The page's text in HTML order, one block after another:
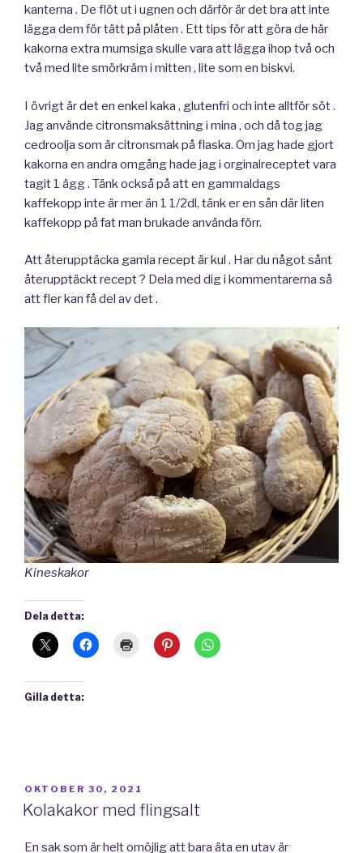
kanterna . De flöt ut i ugnen och därför är det bra att inte
lägga dem för tätt på plåten . Ett tips för att göra de här
kakorna extra mumsiga skulle vara att lägga ihop två och
två med lite smörkräm i mitten , lite som en biskvi.
I övrigt är det en enkel kaka , glutenfri och inte alltför söt .
Jag använde citronsmaksättning i mina , och då tog jag
cedroolja som är citronsmak på flaska. Om jag hade gjort
kakorna en andra omgång hade jag i orginalreceptet vara
tagit 1 ägg . Tänk också på att en gammaldags
kaffekopp inte är mer än 1 1/2dl, tänk er en sån där liten
kaffekopp på fat man brukade använda förr.
Att återupptäcka gamla recept är kul . Har du något sånt
återupptäckt recept ? Dela med dig i kommentarerna så
att fler kan få del av det .
Kineskakor
Dela detta:
Gilla detta:
PUBLICERAT
OKTOBER 30, 2021
Kolakakor med flingsalt
En sak som är helt omöjlig att bara äta en utav är